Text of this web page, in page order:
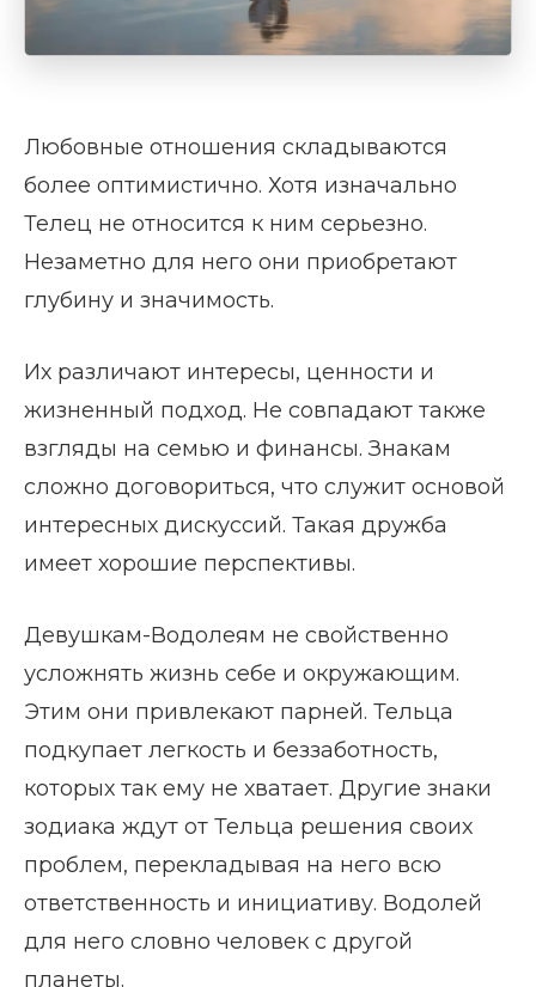
Любовные отношения складываются
более оптимистично. Хотя изначально
Телец не относится к ним серьезно.
Незаметно для него они приобретают
глубину и значимость.
Их различают интересы, ценности и
жизненный подход. Не совпадают также
взгляды на семью и финансы. Знакам
сложно договориться, что служит основой
интересных дискуссий. Такая дружба
имеет хорошие перспективы.
Девушкам-Водолеям не свойственно
усложнять жизнь себе и окружающим.
Этим они привлекают парней. Тельца
подкупает легкость и беззаботность,
которых так ему не хватает. Другие знаки
зодиака ждут от Тельца решения своих
проблем, перекладывая на него всю
ответственность и инициативу. Водолей
для него словно человек с другой
планеты.